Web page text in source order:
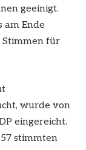
geeinigt.
am Ende
Stimmen für
wurde von
eingereicht.
stimmten